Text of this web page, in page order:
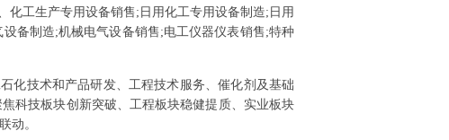
化工生产专用设备销售;日用化工专用设备制造;日用
备制造;机械电气设备销售;电工仪器仪表销售;特种
化技术和产品研发、工程技术服务、催化剂及基础
科技板块创新突破、工程板块稳健提质、实业板块
动。